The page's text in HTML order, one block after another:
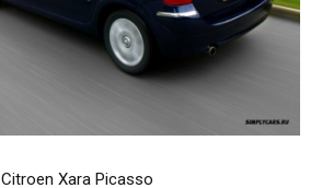
Citroen Xara Picasso